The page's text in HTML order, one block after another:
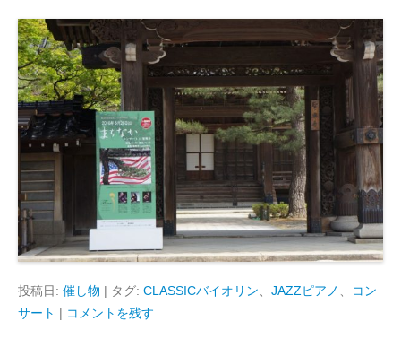
投稿日: 催し物 | タグ: CLASSICバイオリン JAZZピアノ
コン
サート | コメントを残す